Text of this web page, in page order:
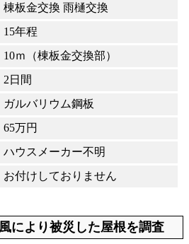
棟板金交換 雨樋交換
15年程
10ｍ（棟板金交換部）
2日間
ガルバリウム鋼板
65万円
ハウスメーカー不明
お付けしておりません
により被災した屋根を調査